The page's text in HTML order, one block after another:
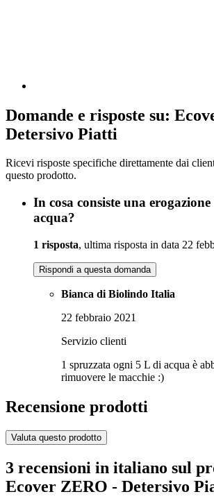
Domande e risposte su:
Detersivo Piatti
Ricevi risposte specifiche direttamente dai
questo prodotto.
In cosa consiste una
acqua?
1 risposta, ultima risposta in data 22
Rispondi a questa domanda
Bianca di Biolindo Italia
22 febbraio 2021
Servizio clienti
1 spruzzata ogni 5 L di acqua è
rimuovere le macchie :)
Recensione prodotti
Valuta questo prodotto
3 recensioni in italiano sul
Ecover ZERO - Detersivo